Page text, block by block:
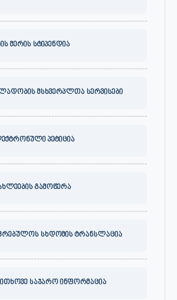
მერის სტიპენდია
მსხვერპლთა სერვისები
პეტიცია
გამოწერა
სხდომის ტრანსლაცია
საჯარო ინფორმაცია